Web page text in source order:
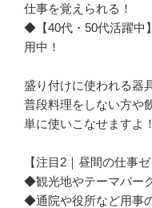
仕事を覚えられる！
◆【40代・50代活躍中
用中！
盛り付けに使われる器
普段料理をしない方や
単に使いこなせますよ！
【注目2｜昼間の仕事ゼ
◆観光地やテーマパー
◆通院や役所など用事